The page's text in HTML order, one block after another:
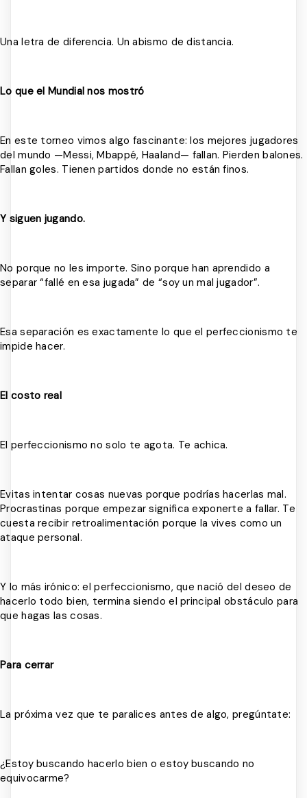
Una letra de diferencia. Un abismo de distancia.
Lo que el Mundial nos mostró
En este torneo vimos algo fascinante: los mejores jugadores
del mundo —Messi, Mbappé, Haaland— fallan. Pierden balones.
Fallan goles. Tienen partidos donde no están finos.
Y siguen jugando.
No porque no les importe. Sino porque han aprendido a
separar “fallé en esa jugada” de “soy un mal jugador”.
Esa separación es exactamente lo que el perfeccionismo te
impide hacer.
El costo real
El perfeccionismo no solo te agota. Te achica.
Evitas intentar cosas nuevas porque podrías hacerlas mal.
Procrastinas porque empezar significa exponerte a fallar. Te
cuesta recibir retroalimentación porque la vives como un
ataque personal.
Y lo más irónico: el perfeccionismo, que nació del deseo de
hacerlo todo bien, termina siendo el principal obstáculo para
que hagas las cosas.
Para cerrar
La próxima vez que te paralices antes de algo, pregúntate:
¿Estoy buscando hacerlo bien o estoy buscando no
equivocarme?